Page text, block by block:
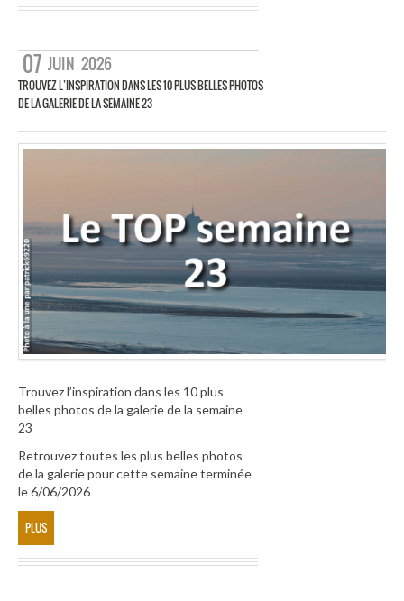
07 JUIN 2026
TROUVEZ L’INSPIRATION DANS LES 10 PLUS BELLES PHOTOS
DE LA GALERIE DE LA SEMAINE 23
Trouvez l’inspiration dans les 10 plus
belles photos de la galerie de la semaine
23
Retrouvez toutes les plus belles photos
de la galerie pour cette semaine terminée
le 6/06/2026
PLUS